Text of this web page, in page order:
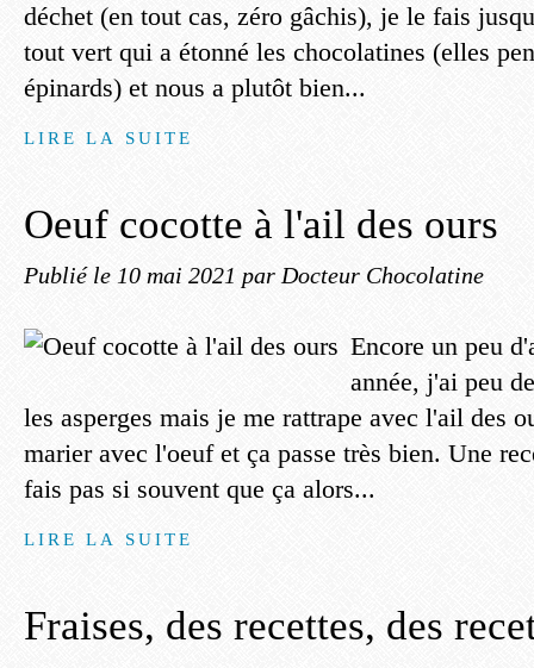
déchet (en tout cas, zéro gâchis), je le fais
tout vert qui a étonné les chocolatines (elles
épinards) et nous a plutôt bien...
LIRE LA SUITE
Oeuf cocotte à l'ail des ours
Publié le 10 mai 2021 par Docteur Chocolatine
Encore un peu
année, j'ai peu
les asperges mais je me rattrape avec l'ail des
marier avec l'oeuf et ça passe très bien. Une
fais pas si souvent que ça alors...
LIRE LA SUITE
Fraises, des recettes, des